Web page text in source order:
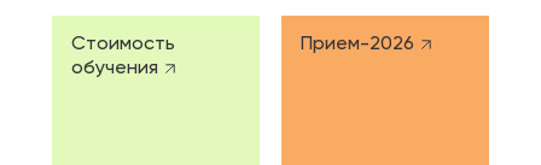
Стоимость
обучения
Прием-2026